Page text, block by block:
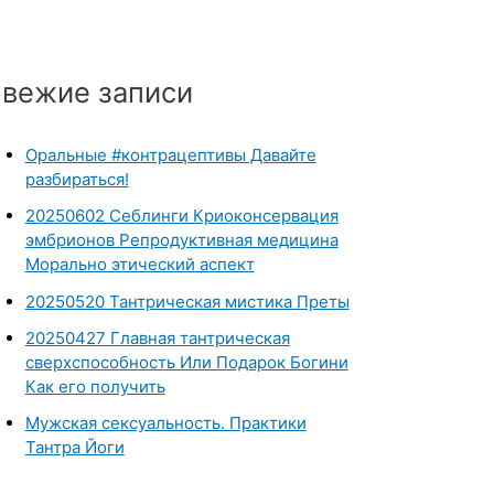
записи
Оральные #контрацептивы Давайте
разбираться!
20250602 Себлинги Криоконсервация
эмбрионов Репродуктивная медицина
Морально этический аспект
20250520 Тантрическая мистика Преты
20250427 Главная тантрическая
сверхспособность Или Подарок Богини
Как его получить
Мужская сексуальность. Практики
Тантра Йоги